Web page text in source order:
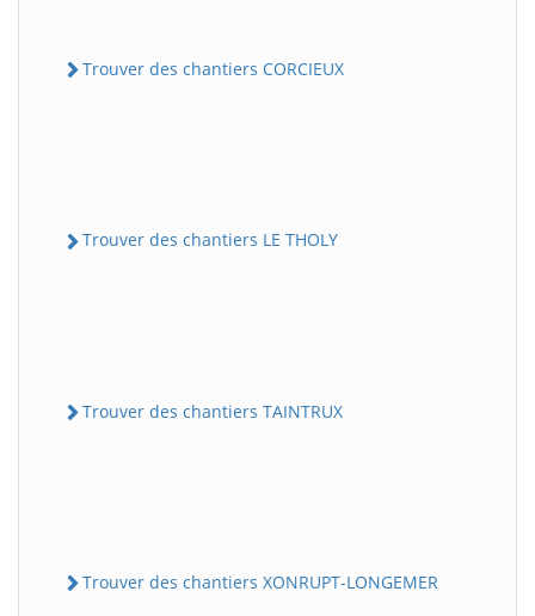
Trouver des chantiers CORCIEUX
Trouver des chantiers LE THOLY
Trouver des chantiers TAINTRUX
Trouver des chantiers XONRUPT-LONGEMER